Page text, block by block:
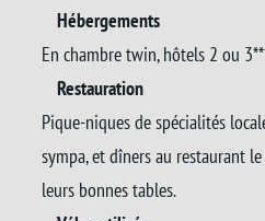
Hébergements
En chambre twin, hôtels 2 ou
Restauration
Pique-niques de spécialités
sympa, et dîners au restaurant
leurs bonnes tables.